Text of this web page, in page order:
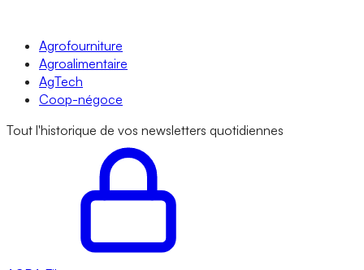
Agrofourniture
Agroalimentaire
AgTech
Coop-négoce
Tout l'historique de vos newsletters quotidiennes